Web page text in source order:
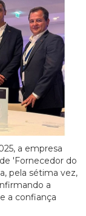
a empresa
'Fornecedor do
pela sétima vez,
a
a confiança